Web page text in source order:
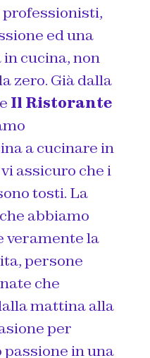
professionisti,
ed una
cucina, non
zero. Già dalla
Il Ristorante
a cucinare in
assicuro che i
tosti. La
abbiamo
veramente la
persone
che
mattina alla
per
in una